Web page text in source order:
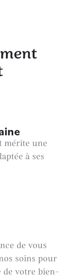
mérite une
à ses
de vous
soins pour
de votre bien-